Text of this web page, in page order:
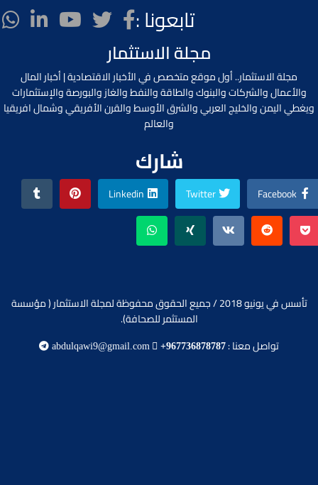
تابعونا :
مجلة الاستثمار
مجلة الاستثمار.. أول موقع متخصص في الأخبار الاقتصادية | أخبار المال
والأعمال والشركات والبنوك والطاقة والنفط والغاز والبورصة والإستثمارات
ويغطي اليمن والخليج العربي والشرق الأوسط والقرن الأفريقي وشمال افريقيا
والعالم
شارك
Facebook
Twitter
Linkedin
تأسس في يونيو 2018 / جميع الحقوق محفوظة لمجلة الاستثمار ( مؤسسة
المستثمر للصحافة).
تواصل معنا : +967736878787
abdulqawi9@gmail.com